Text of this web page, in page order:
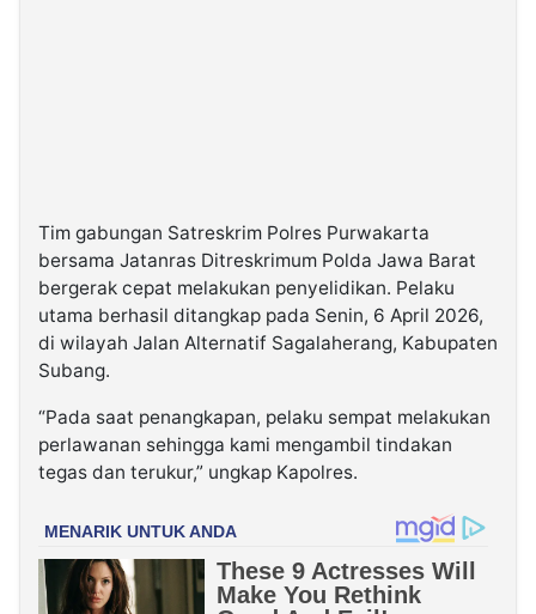
Tim gabungan Satreskrim Polres Purwakarta
bersama Jatanras Ditreskrimum Polda Jawa Barat
bergerak cepat melakukan penyelidikan. Pelaku
utama berhasil ditangkap pada Senin, 6 April 2026,
di wilayah Jalan Alternatif Sagalaherang, Kabupaten
Subang.
“Pada saat penangkapan, pelaku sempat melakukan
perlawanan sehingga kami mengambil tindakan
tegas dan terukur,” ungkap Kapolres.